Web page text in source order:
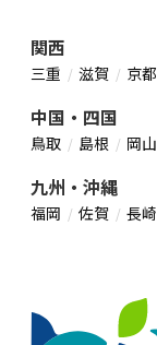
関西
三重 滋賀 京都
中国・四国
鳥取 島根 岡山
九州・沖縄
福岡 佐賀 長崎